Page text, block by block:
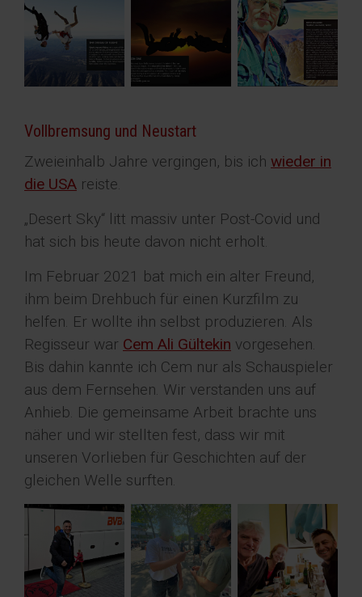
Vollbremsung und Neustart
Zweieinhalb Jahre vergingen, bis ich wieder in
die USA reiste.
„Desert Sky“ litt massiv unter Post-Covid und
hat sich bis heute davon nicht erholt.
Im Februar 2021 bat mich ein alter Freund,
ihm beim Drehbuch für einen Kurzfilm zu
helfen. Er wollte ihn selbst produzieren. Als
Regisseur war Cem Ali Gültekin vorgesehen.
Bis dahin kannte ich Cem nur als Schauspieler
aus dem Fernsehen. Wir verstanden uns auf
Anhieb. Die gemeinsame Arbeit brachte uns
näher und wir stellten fest, dass wir mit
unseren Vorlieben für Geschichten auf der
gleichen Welle surften.